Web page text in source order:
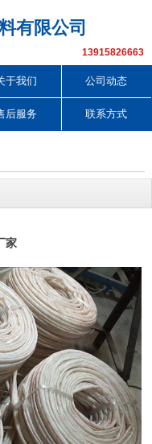
有限公司
13915826663
于我们 公司动态
后服务 联系方式
家